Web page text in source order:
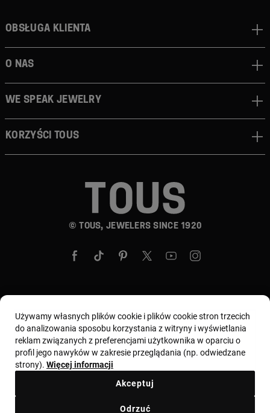
© TOUS, JEWELERS SINCE 1920
Obsługa klienta
O nas
We speak jewelry
Korzyści TOUS
Wybierz kraj i walutę:Polska / Euro
Regulamin Warunki użytkowania i Polityka prywatności
Używamy własnych plików cookie i plików cookie stron trzecich
do analizowania sposobu korzystania z witryny i wyświetlania
reklam związanych z preferencjami użytkownika w oparciu o
profil jego nawyków w zakresie przeglądania (np. odwiedzane
strony). Więcej informacji
Odrzuć
Akceptuj